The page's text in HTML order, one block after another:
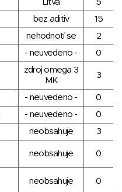
Litva
5
bez aditiv
15
nehodnotí se
2
- neuvedeno - 0
zdroj omega 3
MK
3
- neuvedeno -
0
- neuvedeno -
0
neobsahuje
3
neobsahuje 0
neobsahuje 0